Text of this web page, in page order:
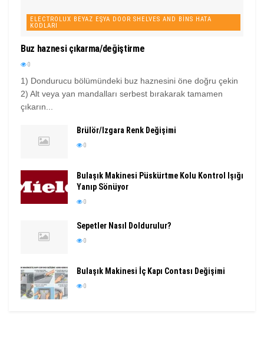
ELECTROLUX BEYAZ EŞYA DOOR SHELVES AND BINS HATA
KODLARI
Buz haznesi çıkarma/değiştirme
0
1) Dondurucu bölümündeki buz haznesini öne doğru çekin
2) Alt veya yan mandalları serbest bırakarak tamamen
çıkarın...
Brülör/Izgara Renk Değişimi
0
Bulaşık Makinesi Püskürtme Kolu Kontrol Işığı
Yanıp Sönüyor
0
Sepetler Nasıl Doldurulur?
0
Bulaşık Makinesi İç Kapı Contası Değişimi
0